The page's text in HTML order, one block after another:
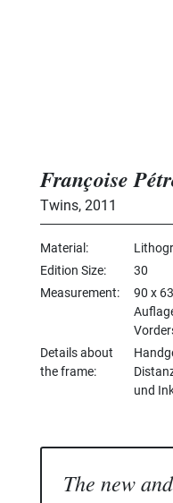
Françoise
Twins, 2011
Material
Edition Size
30
Measurement
90 x
Details about
the frame
und
The new